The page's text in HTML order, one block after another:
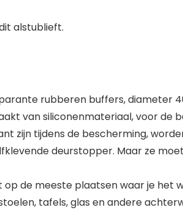
alstublieft.
rubberen buffers, diameter
van siliconenmateriaal, voor
zijn tijdens de bescherming,
deurstopper. Maar ze
de meeste plaatsen waar je het
tafels, glas en andere